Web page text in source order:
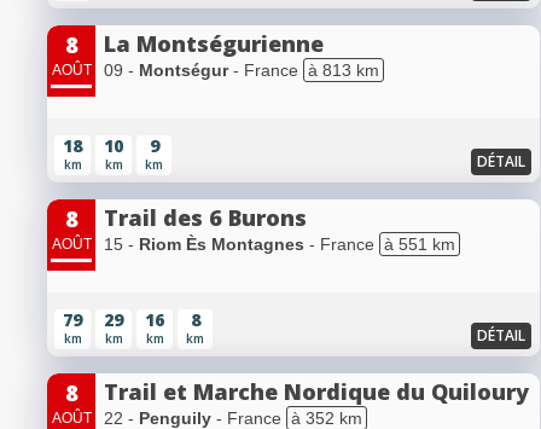
8
AOÛT
La Montségurienne
09 - Montségur- France à 813 km
18
km
10
km
9
km DÉTAIL
8
AOÛT
Trail des 6 Burons
15 - Riom Ès Montagnes - France à 551 km
79
km
29
km
16
km
8
km DÉTAIL
8
AOÛT
Trail et Marche Nordique du Quiloury
22 - Penguily - France à 352 km